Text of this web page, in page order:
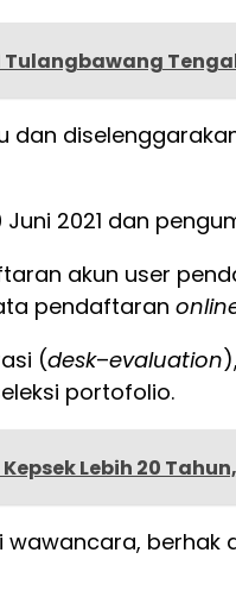
Tulangbawang
dan
2021 dan
akun user
pendaftaran
(desk–evaluation
portofolio.
Lebih 20
wawancara,